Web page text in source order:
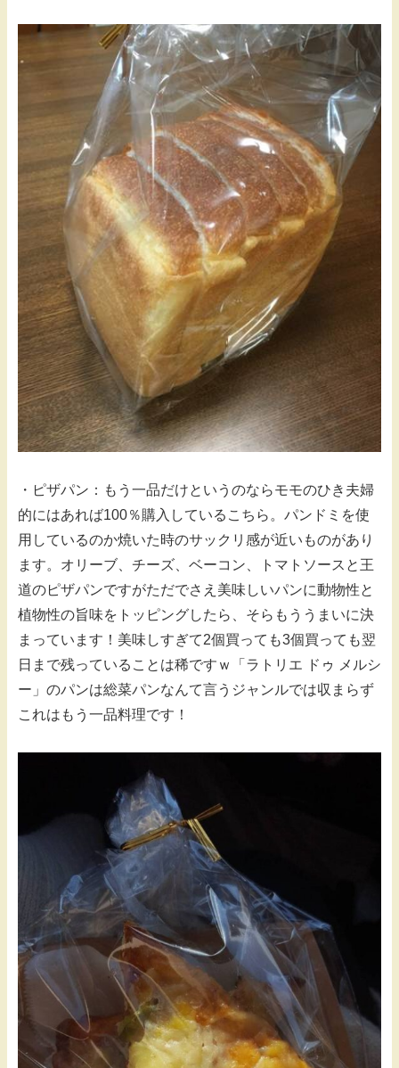
・ピザパン：もう一品だけというのならモモのひき夫婦
的にはあれば100％購入しているこちら。パンドミを使
用しているのか焼いた時のサックリ感が近いものがあり
ます。オリーブ、チーズ、ベーコン、トマトソースと王
道のピザパンですがただでさえ美味しいパンに動物性と
植物性の旨味をトッピングしたら、そらもううまいに決
まっています！美味しすぎて2個買っても3個買っても翌
日まで残っていることは稀ですｗ「ラトリエ ドゥ メルシ
ー」のパンは総菜パンなんて言うジャンルでは収まらず
これはもう一品料理です！